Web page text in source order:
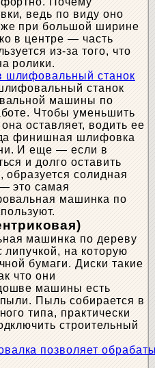
ведь по виду оно
при большой ширине
в центре — часть
из-за того, что
ролики.
станок
машины по
Чтобы уменьшить
оставляет, водить ее
финишная шлифовка
И еще — если в
и долго оставить
солидная
это самая
машинка по
машинка по дереву
на которую
бумаги. Диски такие
что они
машины есть
Пыль собирается в
типа, практически
строительный